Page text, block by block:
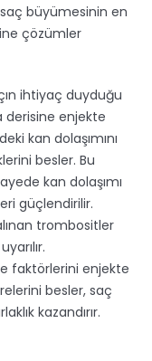
büyümesinin en
çözümler
ihtiyaç duyduğu
enjekte
kan dolaşımını
besler. Bu
kan dolaşımı
güçlendirilir.
trombositler
faktörlerini enjekte
besler, saç
kazandırır.